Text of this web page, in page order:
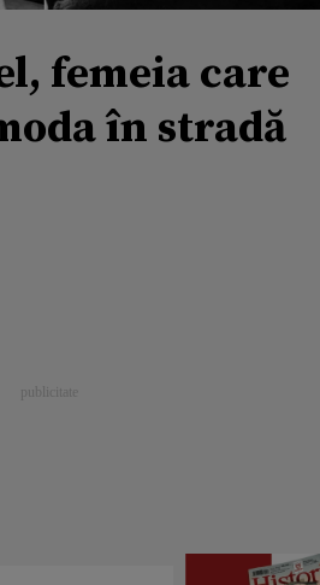
femeia care
în stradă